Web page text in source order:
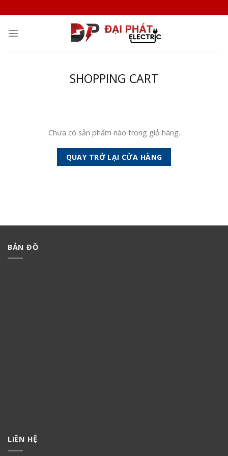
to
content
SHOPPING CART
Chưa có sản phẩm nào trong giỏ hàng.
QUAY TRỞ LẠI CỬA HÀNG
BẢN ĐỒ
LIÊN HỆ